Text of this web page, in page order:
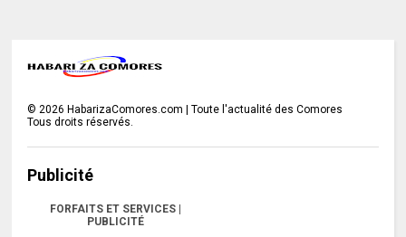
©2026 HabarizaComores.com | Toute l'actualité des Comores
Tous droits réservés.
Publicité
FORFAITS ET SERVICES |
PUBLICITÉ